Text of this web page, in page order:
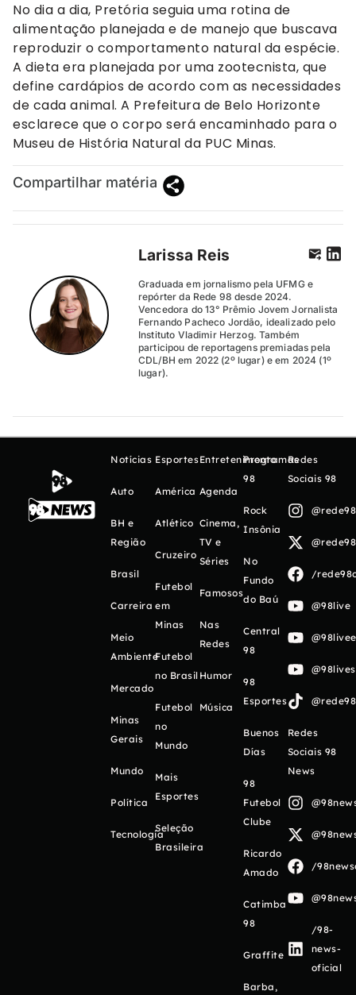
No dia a dia, Pretória seguia uma rotina de
alimentação planejada e de manejo que buscava
reproduzir o comportamento natural da espécie.
A dieta era planejada por uma zootecnista, que
define cardápios de acordo com as necessidades
de cada animal. A Prefeitura de Belo Horizonte
esclarece que o corpo será encaminhado para o
Museu de História Natural da PUC Minas.
Compartilhar matéria
Larissa Reis
Graduada em jornalismo pela UFMG e
repórter da Rede 98 desde 2024.
Vencedora do 13° Prêmio Jovem Jornalista
Fernando Pacheco Jordão, idealizado pelo
Instituto Vladimir Herzog. Também
participou de reportagens premiadas pela
CDL/BH em 2022 (2º lugar) e em 2024 (1º
lugar).
Notícias
Auto
BH e
Região
Brasil
Carreira
Meio
Ambiente
Mercado
Minas
Gerais
Mundo
Política
Tecnologia
Esportes
América
Atlético
Cruzeiro
Futebol
em
Minas
Futebol
no Brasil
Futebol
no
Mundo
Mais
Esportes
Seleção
Brasileira
Entretenimento
Agenda
Cinema,
TV e
Séries
Famosos
Nas
Redes
Humor
Música
Programas
98
Rock
Insônia
No
Fundo
do Baú
Central
98
98
Esportes
Buenos
Días
98
Futebol
Clube
Ricardo
Amado
Catimba
98
Graffite
Barba,
Redes
Sociais 98
/
@98live
Redes
Sociais 98
News
/
/98-
news-
oficial